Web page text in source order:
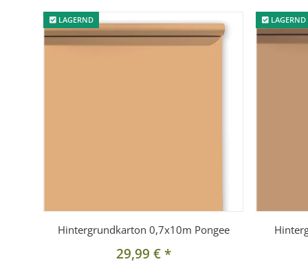
LAGERND
Hintergrundkarton 0,7x10m Pongee
29,99 €*
LAGERND